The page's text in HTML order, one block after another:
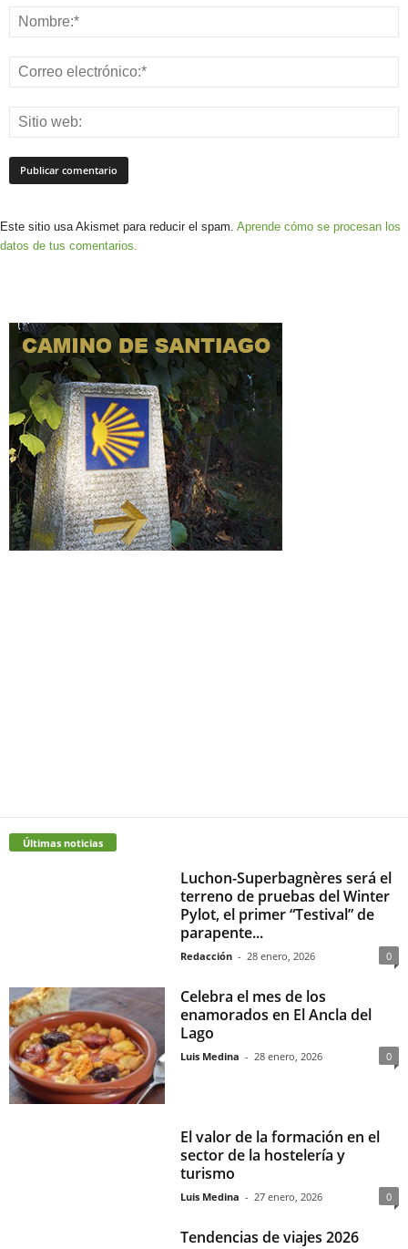
Este sitio usa Akismet para reducir el spam. Aprende cómo se procesan los
datos de tus comentarios.
Últimas noticias
Luchon-Superbagnères será el
terreno de pruebas del Winter
Pylot, el primer “Testival” de
parapente...
Redacción - 28 enero, 2026 0
Celebra el mes de los
enamorados en El Ancla del
Lago
Luis Medina - 28 enero, 2026 0
El valor de la formación en el
sector de la hostelería y
turismo
Luis Medina - 27 enero, 2026 0
Tendencias de viajes 2026